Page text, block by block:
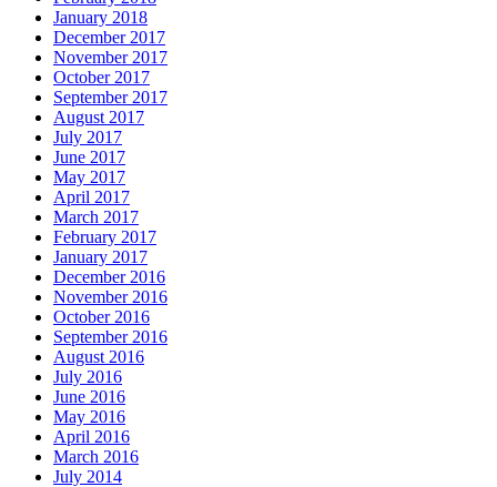
January 2018
December 2017
November 2017
October 2017
September 2017
August 2017
July 2017
June 2017
May 2017
April 2017
March 2017
February 2017
January 2017
December 2016
November 2016
October 2016
September 2016
August 2016
July 2016
June 2016
May 2016
April 2016
March 2016
July 2014